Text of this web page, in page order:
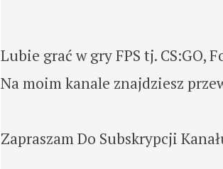
Lubie grać w gry FPS tj. CS:GO,
Na moim kanale znajdziesz
Zapraszam Do Subskrypcji